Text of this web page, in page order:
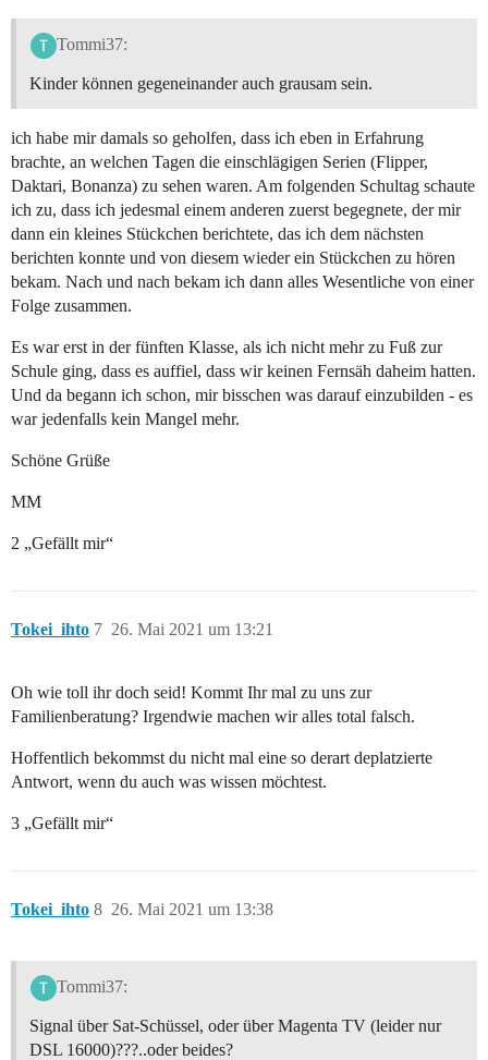
Tommi37:
Kinder können gegeneinander auch grausam sein.
ich habe mir damals so geholfen, dass ich eben in Erfahrung
brachte, an welchen Tagen die einschlägigen Serien (Flipper,
Daktari, Bonanza) zu sehen waren. Am folgenden Schultag schaute
ich zu, dass ich jedesmal einem anderen zuerst begegnete, der mir
dann ein kleines Stückchen berichtete, das ich dem nächsten
berichten konnte und von diesem wieder ein Stückchen zu hören
bekam. Nach und nach bekam ich dann alles Wesentliche von einer
Folge zusammen.
Es war erst in der fünften Klasse, als ich nicht mehr zu Fuß zur
Schule ging, dass es auffiel, dass wir keinen Fernsäh daheim hatten.
Und da begann ich schon, mir bisschen was darauf einzubilden - es
war jedenfalls kein Mangel mehr.
Schöne Grüße
MM
2 „Gefällt mir“
Tokei_ihto 26. Mai 2021 um 13:21
7
Oh wie toll ihr doch seid! Kommt Ihr mal zu uns zur
Familienberatung? Irgendwie machen wir alles total falsch.
Hoffentlich bekommst du nicht mal eine so derart deplatzierte
Antwort, wenn du auch was wissen möchtest.
3 „Gefällt mir“
Tokei_ihto 26. Mai 2021 um 13:38
8
Tommi37:
Signal über Sat-Schüssel, oder über Magenta TV (leider nur
DSL 16000)???..oder beides?